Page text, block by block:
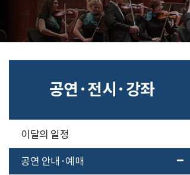
공연·전시·강좌
이달의 일정
공연 안내·예매